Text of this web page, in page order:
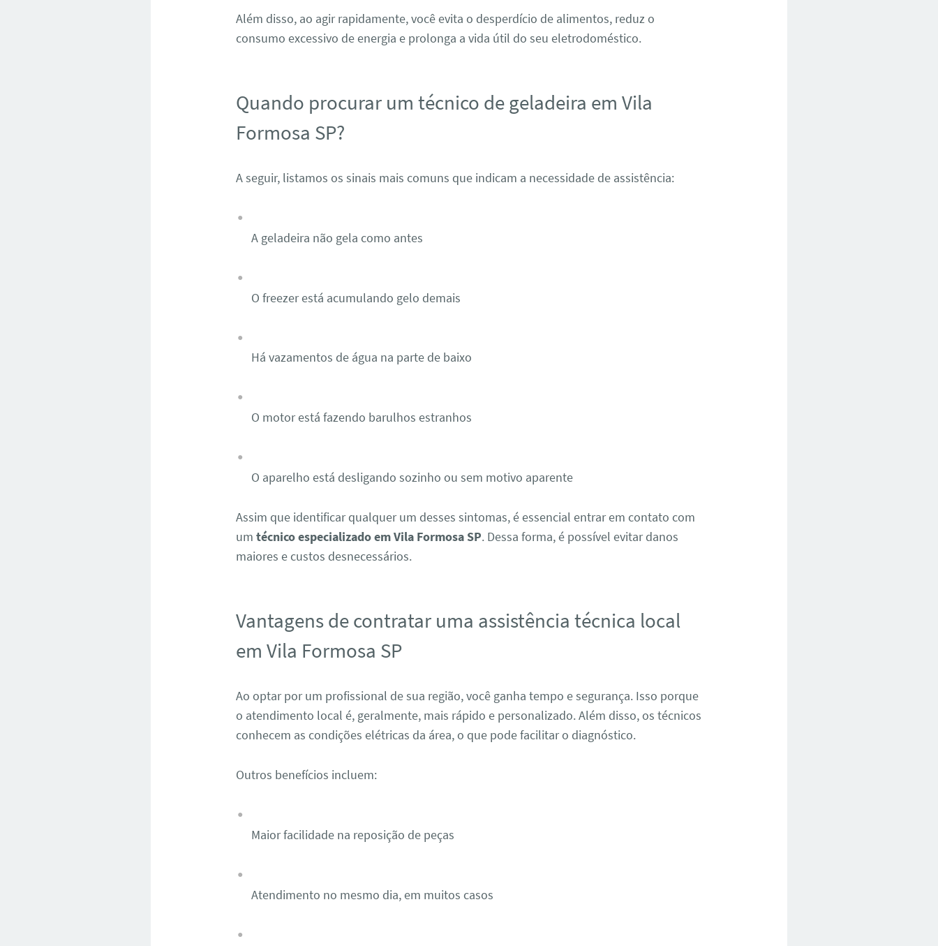
Além disso, ao agir rapidamente, você evita o desperdício de alimentos, reduz o
consumo excessivo de energia e prolonga a vida útil do seu eletrodoméstico.
Quando procurar um técnico de geladeira em Vila
Formosa SP?
A seguir, listamos os sinais mais comuns que indicam a necessidade de assistência:
A geladeira não gela como antes
O freezer está acumulando gelo demais
Há vazamentos de água na parte de baixo
O motor está fazendo barulhos estranhos
O aparelho está desligando sozinho ou sem motivo aparente
Assim que identificar qualquer um desses sintomas, é essencial entrar em contato com
umtécnico especializado em Vila Formosa SP. Dessa forma, é possível evitar danos
maiores e custos desnecessários.
Vantagens de contratar uma assistência técnica local
em Vila Formosa SP
Ao optar por um profissional de sua região, você ganha tempo e segurança. Isso porque
o atendimento local é, geralmente, mais rápido e personalizado. Além disso, os técnicos
conhecem as condições elétricas da área, o que pode facilitar o diagnóstico.
Outros benefícios incluem:
Maior facilidade na reposição de peças
Atendimento no mesmo dia, em muitos casos